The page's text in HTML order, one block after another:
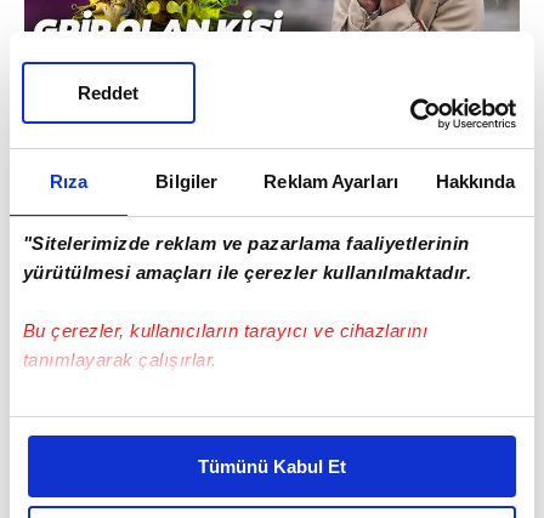
Rıza Bilgiler Reklam Ayarları Hakkında
"Sitelerimizde reklam ve pazarlama faaliyetlerinin
yürütülmesi amaçları ile çerezler kullanılmaktadır.
Bu çerezler, kullanıcıların tarayıcı ve cihazlarını
tanımlayarak çalışırlar.
Bu çerezlere izin vermeniz halinde sizlere özel
daha iyi reklam deneyimi yaşatabiliriz. Bunu yaparken
amacımızın size daha iyi bir reklam deneyimi sunmak
Tümünü Kabul Et
Reddet